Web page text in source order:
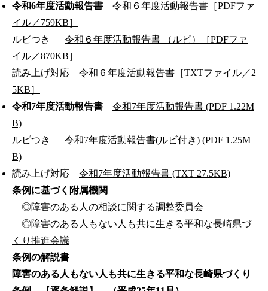
令和6年度活動報告書
令和６年度活動報告書［PDFファ
イル／759KB］
ルビつき 令和６年度活動報告書 （ルビ）［PDFファ
イル／870KB］
読み上げ対応 令和６年度活動報告書［TXTファイル／2
5KB］
令和7年度活動報告書 令和7年度活動報告書 (PDF 1.22M
B)
ルビつき 令和7年度活動報告書(ルビ付き) (PDF 1.25M
B)
読み上げ対応 令和7年度活動報告書 (TXT 27.5KB)
条例に基づく附属機関
◎障害のある人の相談に関する調整委員会
◎障害のある人もない人も共に生きる平和な長崎県づ
くり推進会議
条例の解説書
障害のある人もない人も共に生きる平和な長崎県づくり